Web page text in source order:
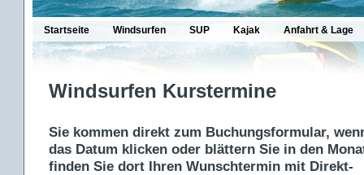
Startseite Windsurfen SUP Kajak Anfahrt & Lage
Windsurfen Kurstermine
Sie kommen direkt zum Buchungsformular,
das Datum klicken oder blättern Sie in den
finden Sie dort Ihren Wunschtermin mit Direkt-